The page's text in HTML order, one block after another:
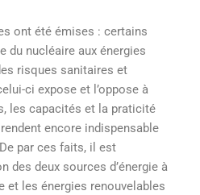
ont été émises : certains
du nucléaire aux énergies
risques sanitaires et
ci expose et l’oppose à
les capacités et la praticité
encore indispensable
De par ces faits, il est
des deux sources d’énergie à
et les énergies renouvelables